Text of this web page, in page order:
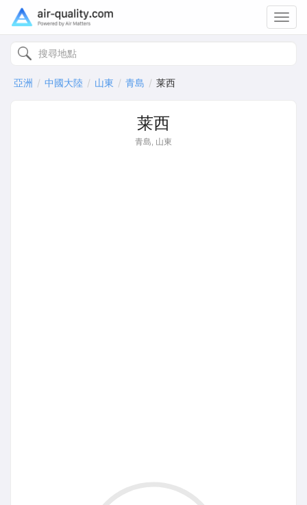
亞洲 中國大陸 山東 青島 莱西
莱西
青島, 山東